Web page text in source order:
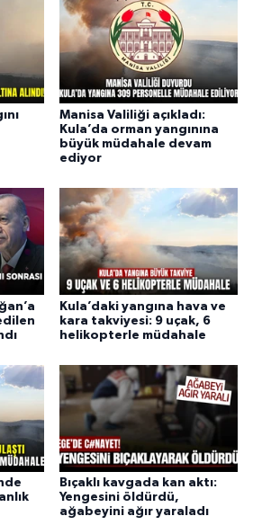
Manisa Valiliği açıkladı:
Kula’da orman yangınına
büyük müdahale devam
ediyor
Kula’daki yangına hava ve
kara takviyesi: 9 uçak, 6
helikopterle müdahale
Bıçaklı kavgada kan aktı:
Yengesini öldürdü,
ağabeyini ağır yaraladı